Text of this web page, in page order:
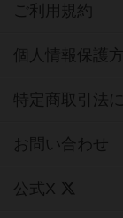
ご利用規約
個人情報保護方
特定商取引法
お問い合わせ
公式X